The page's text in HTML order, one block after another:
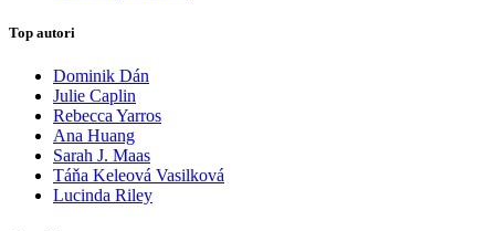
Top autori
Dominik Dán
Julie Caplin
Rebecca Yarros
Ana Huang
Sarah J. Maas
Táňa Keleová Vasilková
Lucinda Riley